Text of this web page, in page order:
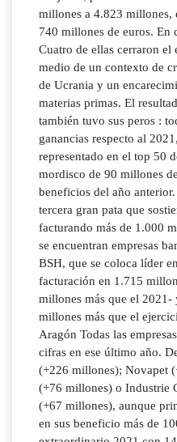
millones a 4.823 millones,
740 millones de euros. En
Cuatro de ellas cerraron
medio de un contexto de
de Ucrania y un
materias primas. El
también tuvo sus peros :
ganancias respecto al
representado en el top 50
mordisco de 90 millones
beneficios del año
tercera gran pata que
facturando más de 1.000
se encuentran empresas
BSH, que se coloca líder
facturación en 1.715
millones más que el 2021-
millones más que el
Aragón Todas las
cifras en ese último año.
(+226 millones); Novapet
(+76 millones) o Industrie
(+67 millones), aunque
en sus beneficio más de